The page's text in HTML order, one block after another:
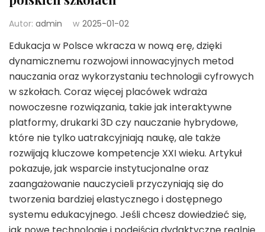
Autor: admin w 2025-01-02
Edukacja w Polsce wkracza w nową erę, dzięki
dynamicznemu rozwojowi innowacyjnych metod
nauczania oraz wykorzystaniu technologii cyfrowych
w szkołach. Coraz więcej placówek wdraża
nowoczesne rozwiązania, takie jak interaktywne
platformy, drukarki 3D czy nauczanie hybrydowe,
które nie tylko uatrakcyjniają naukę, ale także
rozwijają kluczowe kompetencje XXI wieku. Artykuł
pokazuje, jak wsparcie instytucjonalne oraz
zaangażowanie nauczycieli przyczyniają się do
tworzenia bardziej elastycznego i dostępnego
systemu edukacyjnego. Jeśli chcesz dowiedzieć się,